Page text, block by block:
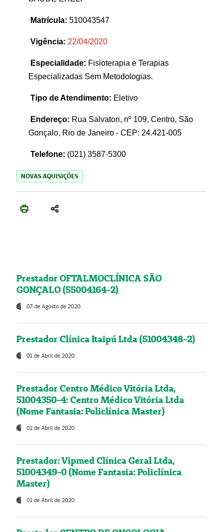
Matrícula: 510043547
Vigência: 22/04/2020
Especialidade: Fisioterapia e Terapias
Especializadas Sem Metodologias.
Tipo de Atendimento: Eletivo
Endereço: Rua Salvatori, nº 109, Centro, São
Gonçalo, Rio de Janeiro - CEP: 24.421-005
Telefone: (021) 3587-5300
NOVAS AQUISIÇÕES
Prestador OFTALMOCLÍNICA SÃO
GONÇALO (55004164-2)
07 de Agosto de 2020
Prestador Clínica Itaipú Ltda (51004348-2)
01 de Abril de 2020
Prestador Centro Médico Vitória Ltda,
51004350-4: Centro Médico Vitória Ltda
(Nome Fantasia: Policlínica Master)
01 de Abril de 2020
Prestador: Vipmed Clínica Geral Ltda,
51004349-0 (Nome Fantasia: Policlínica
Master)
01 de Abril de 2020